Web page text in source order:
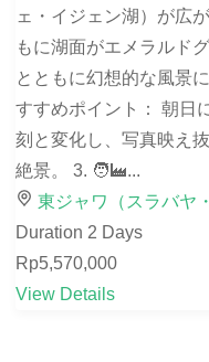
ェ・イジェン湖）が広
もに湖面がエメラルド
とともに幻想的な風景
すすめポイント： 朝日
刻と変化し、写真映え
絶景。 3. 🧑‍🏭...
東ジャワ（スラバヤ
Duration 2 Days
Rp5,570,000
View Details